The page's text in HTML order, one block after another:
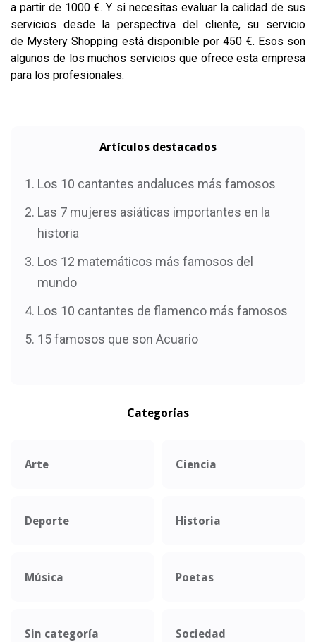
a partir de 1000 €. Y si necesitas evaluar la calidad de sus
servicios desde la perspectiva del cliente, su servicio
de Mystery Shopping está disponible por 450 €. Esos son
algunos de los muchos servicios que ofrece esta empresa
para los profesionales.
Artículos destacados
Los 10 cantantes andaluces más famosos
Las 7 mujeres asiáticas importantes en la
historia
Los 12 matemáticos más famosos del
mundo
Los 10 cantantes de flamenco más famosos
15 famosos que son Acuario
Categorías
Arte Ciencia
Deporte Historia
Música Poetas
Sin categoría Sociedad